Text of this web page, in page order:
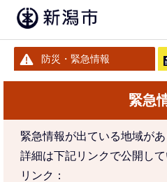
防災・緊急情報
緊急
緊急情報が出ている地域があ
詳細は下記リンクで公開して
リンク：